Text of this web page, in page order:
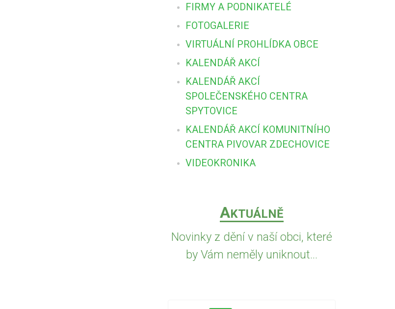
FIRMY A PODNIKATELÉ
FOTOGALERIE
VIRTUÁLNÍ PROHLÍDKA OBCE
KALENDÁŘ AKCÍ
KALENDÁŘ AKCÍ
SPOLEČENSKÉHO CENTRA
SPYTOVICE
KALENDÁŘ AKCÍ KOMUNITNÍHO
CENTRA PIVOVAR ZDECHOVICE
VIDEOKRONIKA
AKTUÁLNĚ
Novinky z dění v naší obci, které
by Vám neměly uniknout...